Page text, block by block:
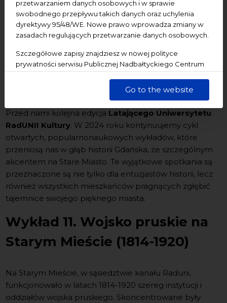
przetwarzaniem danych osobowych i w sprawie
swobodnego przepływu takich danych oraz uchylenia
dyrektywy 95/48/WE. Nowe prawo wprowadza zmiany w
zasadach regulujących przetwarzanie danych osobowych.
Szczegółowe zapisy znajdziesz w nowej polityce
prywatności serwisu Publicznej Nadbałtyckiego Centrum
dane są przetwarzane w sposób bezpieczny, z należytą
Go to the website
Wstęp: wolny
Udogodnienia: pętla indukcyjna
Projekt: RadUNIA Kultury
Miejsce:NCK – Ratusz Staromiejski, ul. Korzenna
33/35
Przed nami kolejna edycja Latającego Uniwersytetu
RadUNII Kultury. W 2024 roku kontynuujemy cykl
otwartych, popularnonaukowych wykładów, które
przeniosą nas w głąb historii Gdańska, ze szczególnym
akcentem na Stare Miasto. Te wyjątkowe spotkania są
przeznaczone są nie tylko dla entuzjastów historii, lecz
również wszystkich mieszkańców pragnących zgłębić
tajemnice swojego pięknego miasta.
Wykład 11. Wojsko pruskie na
Starym Mieście (1814-1920)
Na Starym Mieście, w sąsiedztwie kanału Raduni,
funkcjonowało w latach 1814-1920 szereg instytucji i
oddziałów wojska pruskiego. Skoncentrowane były